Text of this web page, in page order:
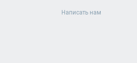
Написать нам